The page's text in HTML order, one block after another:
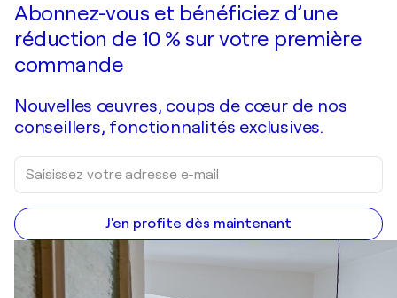
Abonnez-vous et bénéficiez d’une
réduction de 10 % sur votre première
commande
Nouvelles œuvres, coups de cœur de nos
conseillers, fonctionnalités exclusives.
J'en profite dès maintenant